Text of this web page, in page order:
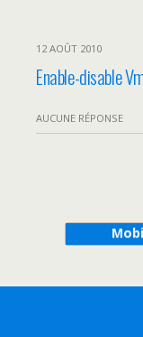
12 AOÛT 2010
Enable-disable
AUCUNE RÉPONSE